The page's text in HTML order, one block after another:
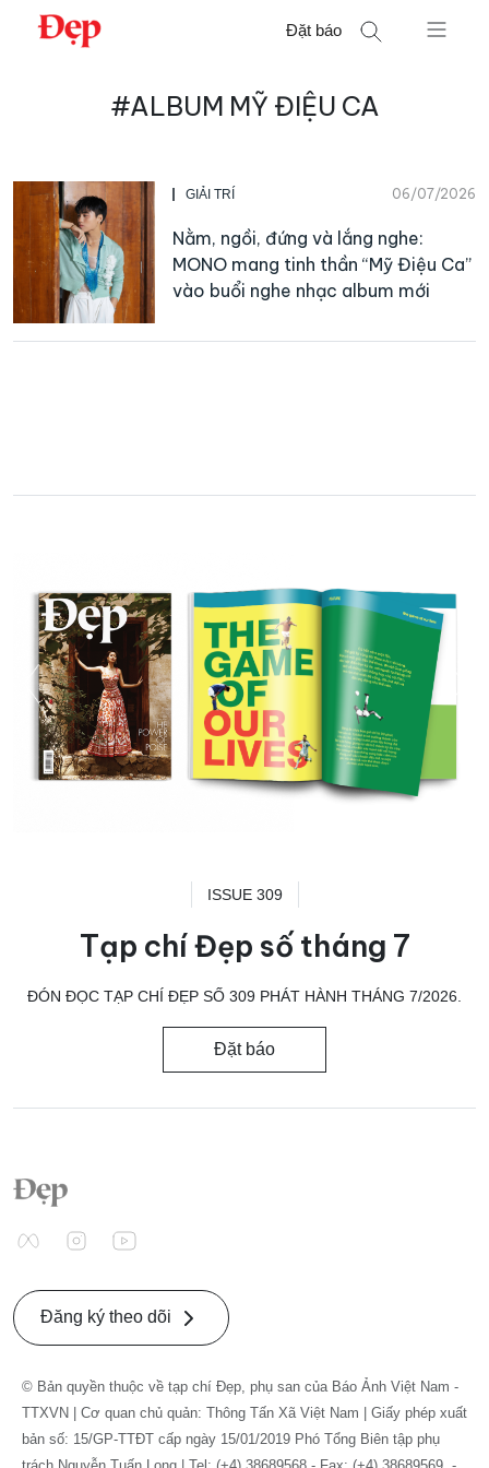
Chuyển
Đặt báo
#ALBUM MỸ ĐIỆU CA
GIẢI TRÍ 06/07/2026
Nằm, ngồi, đứng và lắng nghe:
MONO mang tinh thần “Mỹ Điệu Ca”
vào buổi nghe nhạc album mới
ISSUE 309
Tạp chí Đẹp số tháng 7
ĐÓN ĐỌC TẠP CHÍ ĐẸP SỐ 309 PHÁT HÀNH THÁNG 7/2026.
Đặt báo
Đăng ký theo dõi
© Bản quyền thuộc về tạp chí Đẹp, phụ san của Báo Ảnh Việt Nam -
TTXVN | Cơ quan chủ quản: Thông Tấn Xã Việt Nam | Giấy phép xuất
bản số: 15/GP-TTĐT cấp ngày 15/01/2019 Phó Tổng Biên tập phụ